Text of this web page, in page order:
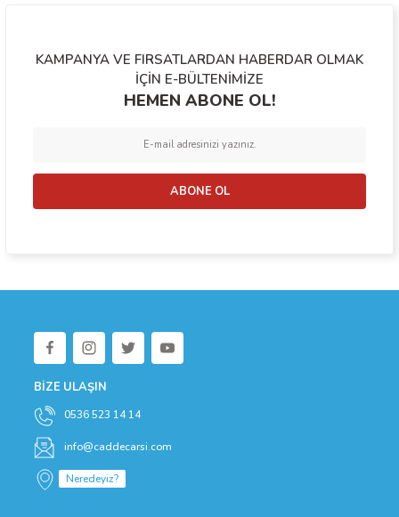
Ürün resmi kalitesiz, bozuk veya görüntülenemiyor.
Ürün açıklamasında eksik bilgiler bulunuyor.
Ürün fiyatı diğer sitelerden daha pahalı.
Bu ürüne benzer farklı alternatifler olmalı.
KAMPANYA VE FIRSATLARDAN HABERDAR OLMAK
İÇİN E-BÜLTENİMİZE
HEMEN ABONE OL!
ABONE OL
BİZE ULAŞIN
0536 523 14 14
info@caddecarsi.com
Neredeyiz?